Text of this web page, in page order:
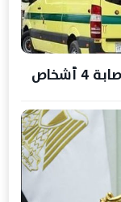
أغلبهم يحملون الجنسية الأردنية.. إصابة 4 أشخاص